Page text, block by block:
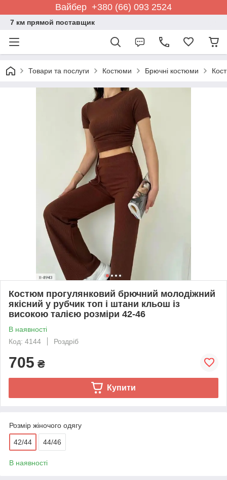
Вайбер +380 (66) 093 2524
7 км прямой поставщик
Товари та послуги Костюми Брючні костюми
Костюм прогулянковий брючний молодіжний
якісний у рубчик топ і штани кльош із
високою талією розміри 42-46
В наявності
Код: 4144
Роздріб
705 ₴
Купити
Розмір жіночого одягу
42/44 44/46
В наявності